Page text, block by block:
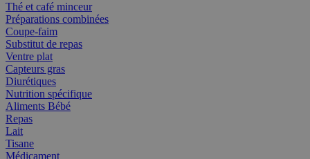
Thé et café minceur
Préparations combinées
Coupe-faim
Substitut de repas
Ventre plat
Capteurs gras
Diurétiques
Nutrition spécifique
Aliments Bébé
Repas
Lait
Tisane
Médicament